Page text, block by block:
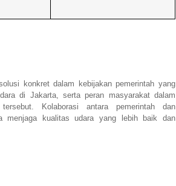
konkret dalam kebijakan pemerintah yang
di Jakarta, serta peran masyarakat dalam
Kolaborasi antara pemerintah dan
menjaga kualitas udara yang lebih baik dan